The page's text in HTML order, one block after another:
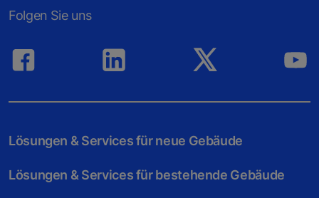
Folgen Sie uns
Lösungen & Services für neue Gebäude
Lösungen & Services für bestehende Gebäude